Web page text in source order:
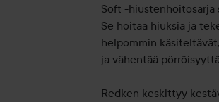
Soft -hiustenhoitosarja
Se hoitaa hiuksia ja
helpommin
ja vähentää
Redken keskittyy